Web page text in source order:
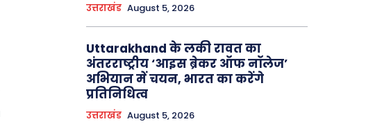
उत्तराखंड August 5, 2026
Uttarakhand के लकी रावत का
अंतरराष्ट्रीय ‘आइस ब्रेकर ऑफ नॉलेज’
अभियान में चयन, भारत का करेंगे
प्रतिनिधित्व
उत्तराखंड August 5, 2026